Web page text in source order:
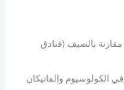
أرخص 30-40% مقارنة بالصيف (فنادق
الكولوسيوم والفاتيكان